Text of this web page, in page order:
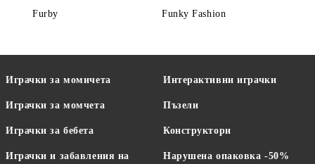
Furby Funky Fashion
Играчки за момичета
Играчки за момчета
Играчки за бебета
Играчки и забавления на
Интерактивни играчки
Пъзели
Конструктори
Нарушена опаковка -50%